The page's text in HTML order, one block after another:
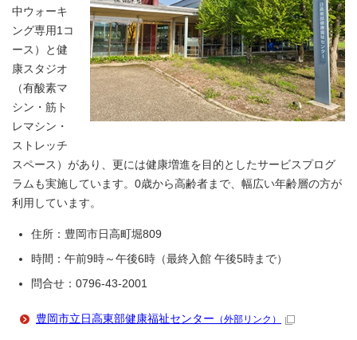
中ウォーキ
ング専用1コ
ース）と健
康スタジオ
（有酸素マ
シン・筋ト
レマシン・
ストレッチ
スペース）があり、更には健康増進を目的としたサービスプログ
ラムも実施しています。0歳から高齢者まで、幅広い年齢層の方が
利用しています。
住所：豊岡市日高町堀809
時間：午前9時～午後6時（最終入館 午後5時まで）
問合せ：0796-43-2001
豊岡市立日高東部健康福祉センター （外部リンク）